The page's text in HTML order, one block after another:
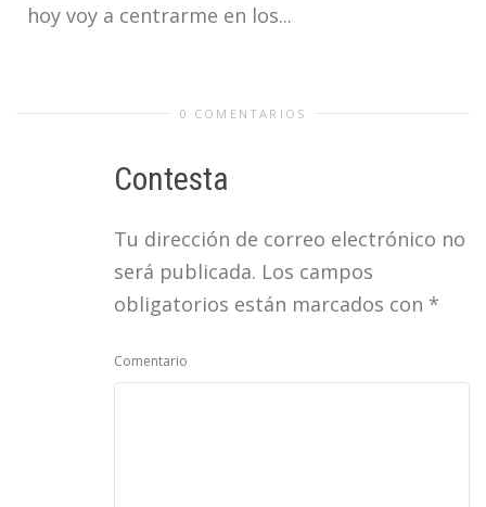
hoy voy a centrarme en los...
0 COMENTARIOS
Contesta
Tu dirección de correo electrónico no
será publicada. Los campos
obligatorios están marcados con *
Comentario